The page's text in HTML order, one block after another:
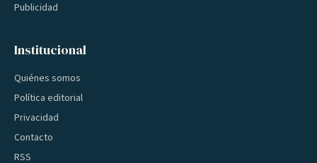
Publicidad
Institucional
Quiénes somos
Política editorial
Privacidad
Contacto
RSS